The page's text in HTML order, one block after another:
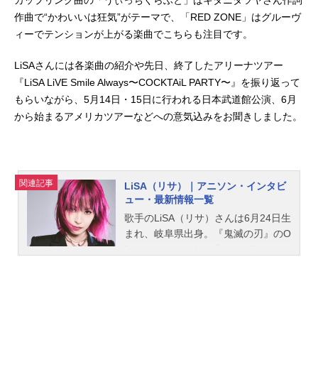
作曲で“かわいいは狂気”がテーマで、「RED ZONE」はグルーヴ
ィーでテンションが上がる楽曲でこちらも注目です。
LiSAさんには各楽曲の紹介や先日、終了したアリーナツアー
『LiSA LiVE Smile Always〜COCKTAiL PARTY〜』を振り返って
もらいながら、5月14日・15日に行われる日本武道館公演、6月
から始まるアメリカツアーなどへの意気込みをお聞きしました。
関連記事
LiSA（リサ）｜アニソン・インタビ
ュー・最新情報一覧
歌手のLiSA（リサ）さんは6月24日生
まれ、岐阜県出身。『鬼滅の刃』のO